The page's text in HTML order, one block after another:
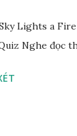
Lights a
Nghe đọc